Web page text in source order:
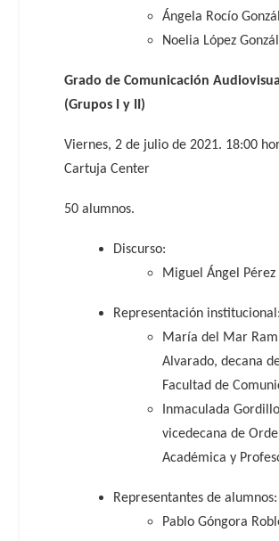
Ángela Rocío
Noelia López
Grado de Comunicación Audiovisual
(Grupos I y II)
Viernes, 2 de julio de 2021. 18:00
Cartuja Center
50 alumnos.
Discurso:
Miguel Ángel Pérez
Representación institucional:
María del Mar
Alvarado, decana
Facultad de
Inmaculada
vicedecana de
Académica y
Representantes de alumnos:
Pablo Góngora